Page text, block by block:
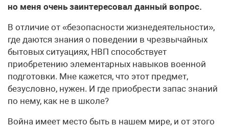
но меня очень заинтересовал данный вопрос.
В отличие от «безопасности жизнедеятельности»,
где даются знания о поведении в чрезвычайных
бытовых ситуациях, НВП способствует
приобретению элементарных навыков военной
подготовки. Мне кажется, что этот предмет,
безусловно, нужен. И где приобрести запас знаний
по нему, как не в школе?
Война имеет место быть в нашем мире, и от этого